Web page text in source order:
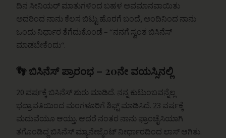
ದಿನ ಸೀನಿಯರ್ ಮಾತುಗಳಿಂದ ಬಹಳ ಅವಮಾನವಾಯಿತು
ಅದರಿಂದ ನಾನು ಕೆಲಸ ಬಿಟ್ಟು ಹೊರಗೆ ಬಂದೆ, ಅಂದಿನಿಂದ ನಾನು
ಒಂದು ನಿರ್ಧಾರ ತೆಗೆದುಕೊಂಡೆ – “ನನಗೆ ಸ್ವಂತ ಬಿಸಿನೆಸ್
ಮಾಡಬೇಕೆಂದು“.
👣 ಬಿಸಿನೆಸ್ ಪ್ರಾರಂಭ – 20ನೇ ವಯಸ್ಸಿನಲ್ಲಿ
20 ವರ್ಷಕ್ಕೆ ಬಿಸಿನೆಸ್ ಶುರು ಮಾಡಿದೆ. ನನ್ನ ಕುಟುಂಬವನ್ನೆಲ್ಲ
ಭದ್ರಾವತಿಯಿಂದ ಮಂಗಳೂರಿಗೆ ಶಿಫ್ಟ್ ಮಾಡಿಸಿದೆ. 23 ವರ್ಷಕ್ಕೆ
ಮದುವೆಯೂ ಆಯ್ತು. ಆದರೆ ನಂತರ ನಾನು ಫ್ರಾಂಚೈಸಿಯಾಗಿ
ತಗೊಂಡಿದ್ದ ಬಿಸಿನೆಸ್ ಮ್ಯಾನೇಜ್ಮೆಂಟ್ ನೀರ್ಧಾರದಿಂದ ಲಾಸ್ ಆಗಿತು.